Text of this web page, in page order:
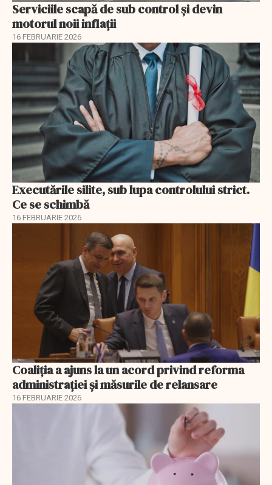
Serviciile scapă de sub control și devin
motorul noii inflații
16 FEBRUARIE 2026
Executările silite, sub lupa controlului strict.
Ce se schimbă
16 FEBRUARIE 2026
Coaliția a ajuns la un acord privind reforma
administrației și măsurile de relansare
16 FEBRUARIE 2026